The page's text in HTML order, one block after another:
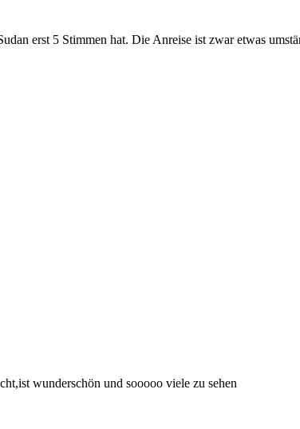
erst 5 Stimmen hat. Die Anreise ist zwar etwas
wunderschön und sooooo viele zu sehen